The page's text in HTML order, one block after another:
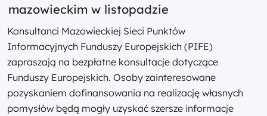
mazowieckim w listopadzie
Konsultanci Mazowieckiej Sieci Punktów
Informacyjnych Funduszy Europejskich (PIFE)
zapraszają na bezpłatne konsultacje dotyczące
Funduszy Europejskich. Osoby zainteresowane
pozyskaniem dofinansowania na realizację własnych
pomysłów będą mogły uzyskać szersze informacje